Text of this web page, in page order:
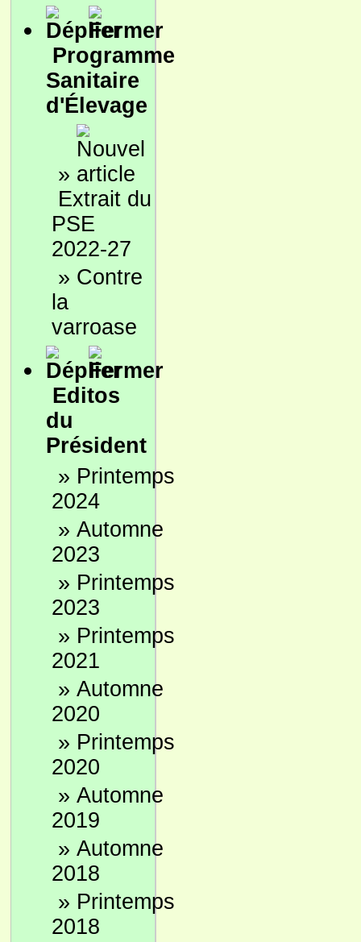
Programme
Sanitaire
d'Élevage
»
Extrait du
PSE
2022-27
» Contre
la
varroase
Editos
du
Président
» Printemps
2024
» Automne
2023
» Printemps
2023
» Printemps
2021
» Automne
2020
» Printemps
2020
» Automne
2019
» Automne
2018
» Printemps
2018